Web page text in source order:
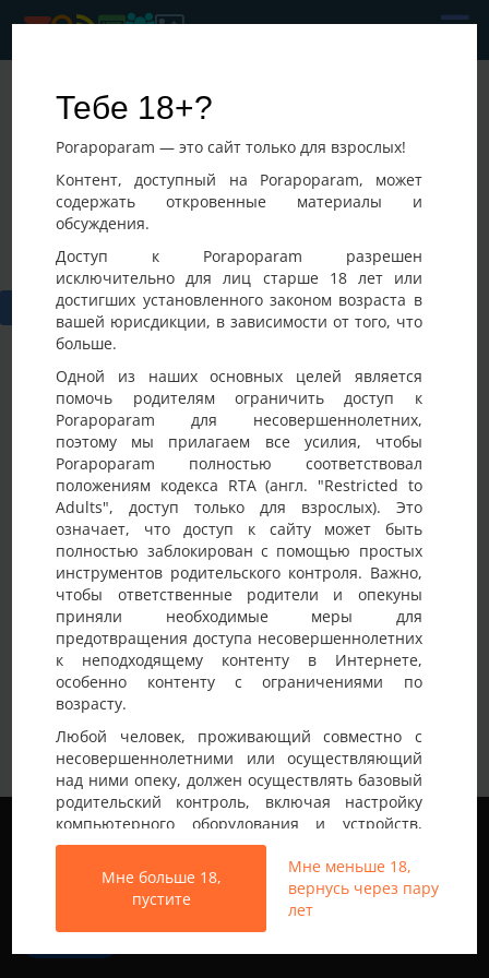
Тебе 18+?
Porapoparam — это сайт только для взрослых!
Контент, доступный на Porapoparam, может
содержать откровенные материалы и
обсуждения.
Доступ к Porapoparam разрешен
исключительно для лиц старше 18 лет или
достигших установленного законом возраста в
вашей юрисдикции, в зависимости от того, что
больше.
Одной из наших основных целей является
помочь родителям ограничить доступ к
Porapoparam для несовершеннолетних,
поэтому мы прилагаем все усилия, чтобы
Porapoparam полностью соответствовал
положениям кодекса RTA (англ. "Restricted to
Adults", доступ только для взрослых). Это
означает, что доступ к сайту может быть
полностью заблокирован с помощью простых
инструментов родительского контроля. Важно,
чтобы ответственные родители и опекуны
приняли необходимые меры для
предотвращения доступа несовершеннолетних
к неподходящему контенту в Интернете,
особенно контенту с ограничениями по
возрасту.
Любой человек, проживающий совместно с
несовершеннолетними или осуществляющий
над ними опеку, должен осуществлять базовый
родительский контроль, включая настройку
компьютерного оборудования и устройств,
установку программного обеспечения или
подключение услуг фильтрации от провайдера,
чтобы заблокировать доступ
несовершеннолетних к неподходящему
контенту.
Мне больше 18,
пустите
Мне меньше 18,
вернусь через пару
лет
Para
10-05-2026 18:29
,
Фото Активность
Детали анкеты
Имя на сайте
Para
Возраст
25-30 лет
Страна
Украина
Город Львов
Немного о себе:
Все права защищены © 2013-2026
Свинг знакомства не только в Украине
Мы используем файлы cookie, чтобы обеспечить
наилучшее качество работы на нашем сайте.
Подробнее узнать о том, какие файлы cookie мы
используем, или отключить их можно в разделе